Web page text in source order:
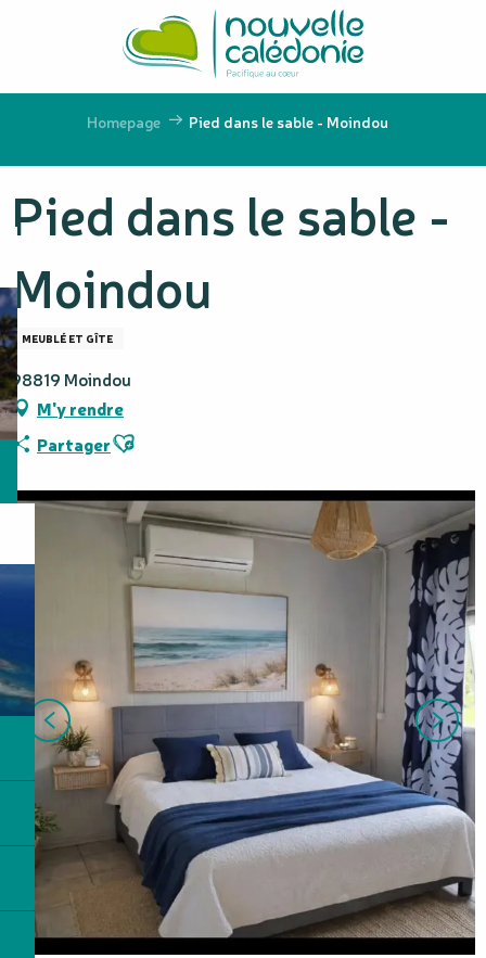
principal
Homepage Pied dans le sable - Moindou
Pied dans le sable -
Moindou
MEUBLÉ ET GÎTE
98819 Moindou
M'y rendre
PartagerAjouter aux favoris